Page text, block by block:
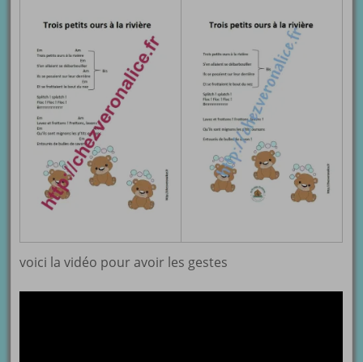
voici la vidéo pour avoir les gestes